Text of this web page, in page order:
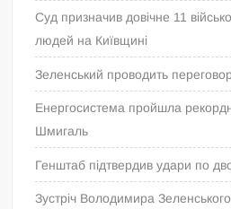
Суд призначив довічне 11
людей на Київщині
Зеленський проводить
Енергосистема пройшла
Шмигаль
Генштаб підтвердив удари по
Зустріч Володимира